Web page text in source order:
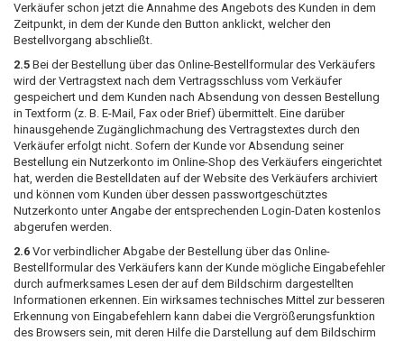
Verkäufer schon jetzt die Annahme des Angebots des Kunden in dem
Zeitpunkt, in dem der Kunde den Button anklickt, welcher den
Bestellvorgang abschließt.
2.5 Bei der Bestellung über das Online-Bestellformular des Verkäufers
wird der Vertragstext nach dem Vertragsschluss vom Verkäufer
gespeichert und dem Kunden nach Absendung von dessen Bestellung
in Textform (z. B. E-Mail, Fax oder Brief) übermittelt. Eine darüber
hinausgehende Zugänglichmachung des Vertragstextes durch den
Verkäufer erfolgt nicht. Sofern der Kunde vor Absendung seiner
Bestellung ein Nutzerkonto im Online-Shop des Verkäufers eingerichtet
hat, werden die Bestelldaten auf der Website des Verkäufers archiviert
und können vom Kunden über dessen passwortgeschütztes
Nutzerkonto unter Angabe der entsprechenden Login-Daten kostenlos
abgerufen werden.
2.6 Vor verbindlicher Abgabe der Bestellung über das Online-
Bestellformular des Verkäufers kann der Kunde mögliche Eingabefehler
durch aufmerksames Lesen der auf dem Bildschirm dargestellten
Informationen erkennen. Ein wirksames technisches Mittel zur besseren
Erkennung von Eingabefehlern kann dabei die Vergrößerungsfunktion
des Browsers sein, mit deren Hilfe die Darstellung auf dem Bildschirm